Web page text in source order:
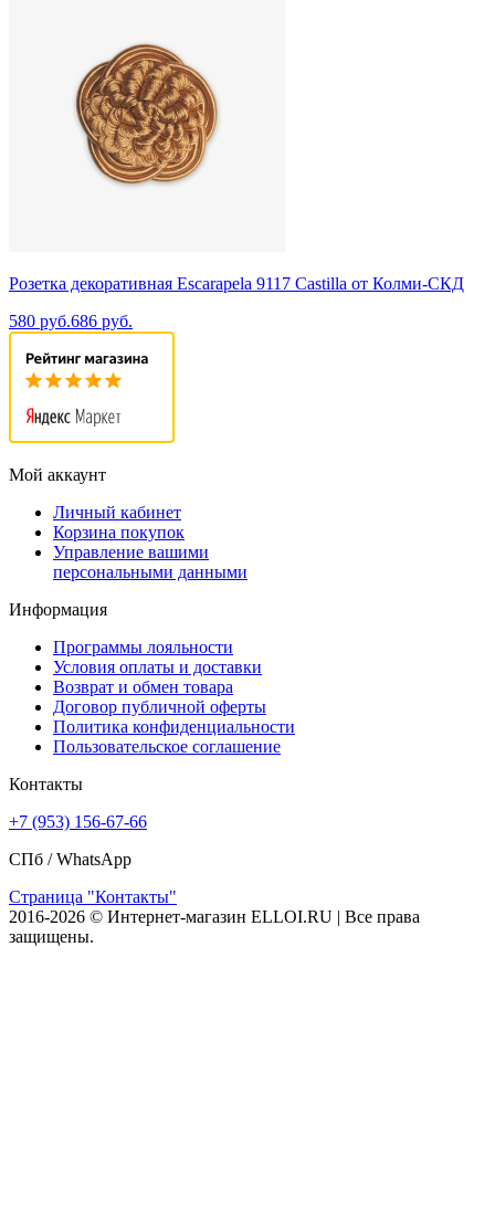
Розетка декоративная Escarapela 9117 Castilla от Колми-СКД
580 руб.686 руб.
Мой аккаунт
Личный кабинет
Корзина покупок
Управление вашими
персональными данными
Информация
Программы лояльности
Условия оплаты и доставки
Возврат и обмен товара
Договор публичной оферты
Политика конфиденциальности
Пользовательское соглашение
Контакты
+7 (953) 156-67-66
СПб /WhatsApp
Страница "Контакты"
2016-2026 © Интернет-магазин ELLOI.RU | Все права
защищены.